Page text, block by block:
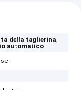
della taglierina,
automatico